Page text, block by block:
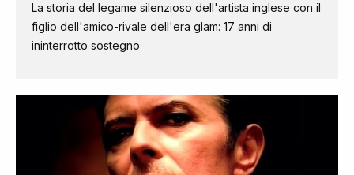
La storia del legame silenzioso dell'artista inglese con il
figlio dell'amico-rivale dell'era glam: 17 anni di
ininterrotto sostegno